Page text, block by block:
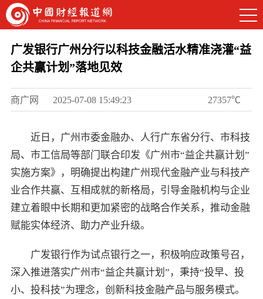
广发银行广州分行以科技金融活水精准浇灌“益
企共赢计划”落地见效
商广网 2025-07-08 15:49:23 27357℃
近日，广州市委金融办、人行广东省分行、市科技
局、市工信局等部门联合印发《广州市“益企共赢计划”
实施方案》，明确提出构建广州现代金融产业与科技产
业合作共赢、互相成就的新格局，引导金融机构与企业
建立着眼中长期和更加紧密的战略合作关系，推动金融
赋能实体经济、助力产业升级。
广发银行作为试点银行之一，积极响应政策号召，
深入推进落实广州市“益企共赢计划”，秉持“投早、投
小、投科技”为理念，创新科技金融产品与服务模式。